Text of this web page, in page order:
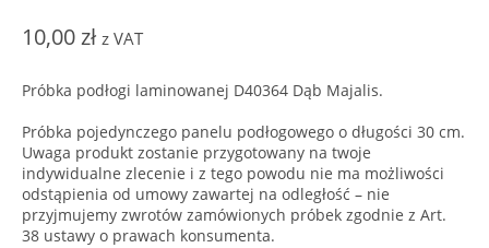
10,00zł z VAT
Próbka podłogi laminowanej D40364 Dąb Majalis.
Próbka pojedynczego panelu podłogowego o długości 30 cm.
Uwaga produkt zostanie przygotowany na twoje
indywidualne zlecenie i z tego powodu nie ma możliwości
odstąpienia od umowy zawartej na odległość – nie
przyjmujemy zwrotów zamówionych próbek zgodnie z Art.
38 ustawy o prawach konsumenta.